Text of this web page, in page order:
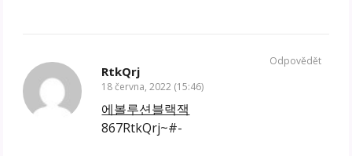
RtkQrj
18 června, 2022 (15:46)
에볼루션블랙잭
867RtkQrj~#-
Odpovědět